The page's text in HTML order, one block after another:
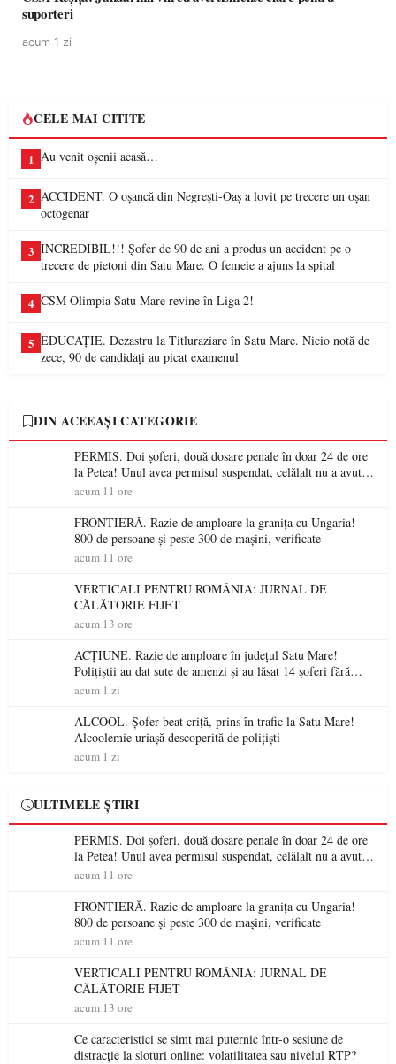
suporteri
acum 1 zi
CELE MAI CITITE
1 Au venit oșenii acasă…
2 ACCIDENT. O oșancă din Negrești-Oaș a lovit pe trecere un oșan
octogenar
3 INCREDIBIL!!! Șofer de 90 de ani a produs un accident pe o
trecere de pietoni din Satu Mare. O femeie a ajuns la spital
4 CSM Olimpia Satu Mare revine în Liga 2!
5 EDUCAȚIE. Dezastru la Titluraziare în Satu Mare. Nicio notă de
zece, 90 de candidați au picat examenul
DIN ACEEAȘI CATEGORIE
PERMIS. Doi șoferi, două dosare penale în doar 24 de ore
la Petea! Unul avea permisul suspendat, celălalt nu a avut
niciodată permis
acum 11 ore
FRONTIERĂ. Razie de amploare la granița cu Ungaria!
800 de persoane și peste 300 de mașini, verificate
acum 11 ore
VERTICALI PENTRU ROMÂNIA: JURNAL DE
CĂLĂTORIE FIJET
acum 13 ore
ACȚIUNE. Razie de amploare în județul Satu Mare!
Polițiștii au dat sute de amenzi și au lăsat 14 șoferi fără
permis într-o singură zi
acum 1 zi
ALCOOL. Șofer beat criță, prins în trafic la Satu Mare!
Alcoolemie uriașă descoperită de polițiști
acum 1 zi
ULTIMELE ȘTIRI
PERMIS. Doi șoferi, două dosare penale în doar 24 de ore
la Petea! Unul avea permisul suspendat, celălalt nu a avut
niciodată permis
acum 11 ore
FRONTIERĂ. Razie de amploare la granița cu Ungaria!
800 de persoane și peste 300 de mașini, verificate
acum 11 ore
VERTICALI PENTRU ROMÂNIA: JURNAL DE
CĂLĂTORIE FIJET
acum 13 ore
Ce caracteristici se simt mai puternic într-o sesiune de
distracție la sloturi online: volatilitatea sau nivelul RTP?